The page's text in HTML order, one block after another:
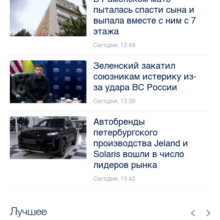
Лучшее
пыталась спасти сына и
выпала вместе с ним с 7
этажа
Сегодня, 12:49
Зеленский закатил
союзникам истерику из-
за удара ВС России
Сегодня, 13:39
Автобренды
петербургского
производства Jeland и
Solaris вошли в число
лидеров рынка
Сегодня, 13:42